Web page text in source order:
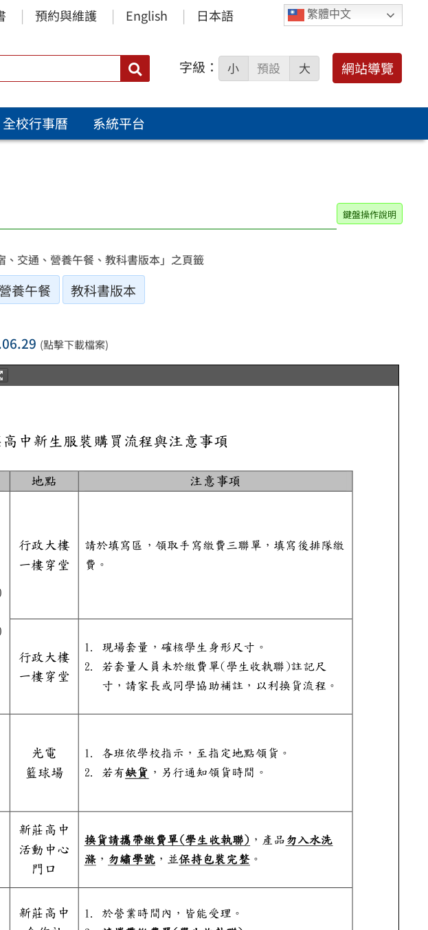
繁體中文
預約與維護 English 日本語
搜
尋：
字級： 小 預設 大 網站導覽
全校行事曆
系統平台
鍵盤操作說明
交通、營養午餐、教科書版本」之頁籤
營養午餐 教科書版本
(點擊下載檔案)